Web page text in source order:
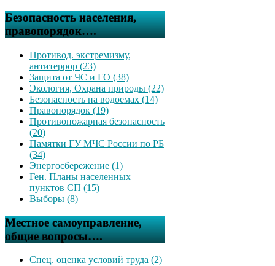
Безопасность населения,
правопорядок….
Противод. экстремизму,
антитеррор (23)
Защита от ЧС и ГО (38)
Экология, Охрана природы (22)
Безопасность на водоемах (14)
Правопорядок (19)
Противопожарная безопасность
(20)
Памятки ГУ МЧС России по РБ
(34)
Энергосбережение (1)
Ген. Планы населенных
пунктов СП (15)
Выборы (8)
Местное самоуправление,
общие вопросы….
Спец. оценка условий труда (2)